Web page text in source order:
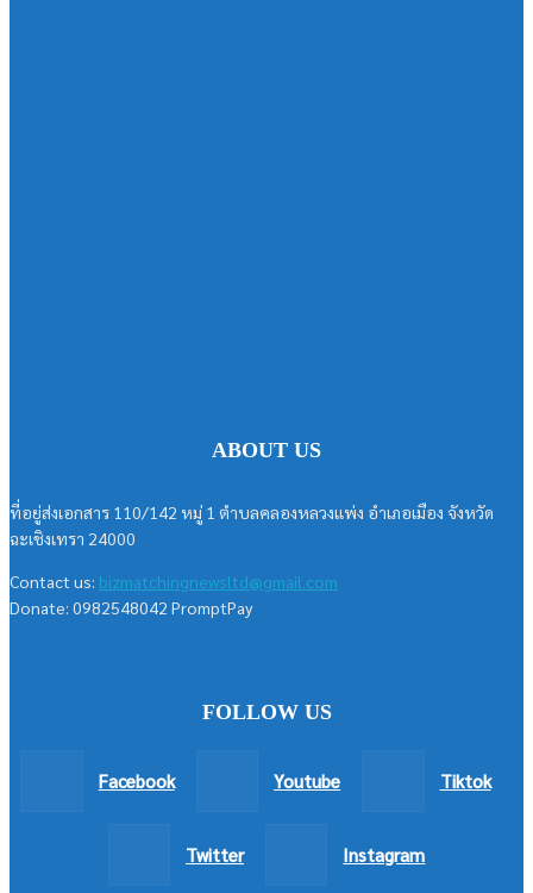
ABOUT US
ที่อยู่ส่งเอกสาร 110/142 หมู่ 1 ตำบลคลองหลวงแพ่ง อำเภอเมือง จังหวัด
ฉะเชิงเทรา 24000
Contact us: bizmatchingnewsltd@gmail.com
Donate: 0982548042 PromptPay
FOLLOW US
Facebook Youtube Tiktok
Twitter Instagram